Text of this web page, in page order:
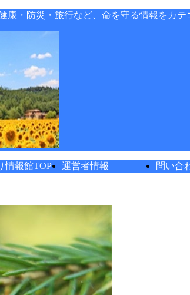
・防災・旅行など、命を守る情報をカテ
情報館TOP 運営者情報 問い合